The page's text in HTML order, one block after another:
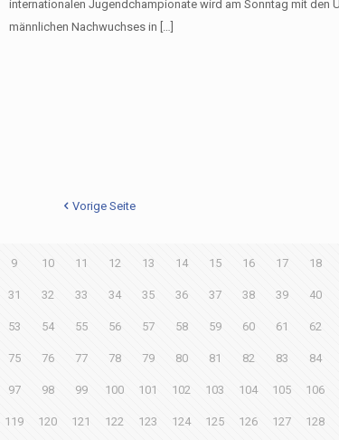
internationalen Jugendchampionate wird am Sonntag mit den
männlichen Nachwuchses in
Vorige Seite
9 10 11 12 13 14 15 16 17 18
31 32 33 34 35 36 37 38 39 40
53 54 55 56 57 58 59 60 61 62
75 76 77 78 79 80 81 82 83 84
97 98 99 100 101 102 103 104 105 106
119 120 121 122 123 124 125 126 127 128